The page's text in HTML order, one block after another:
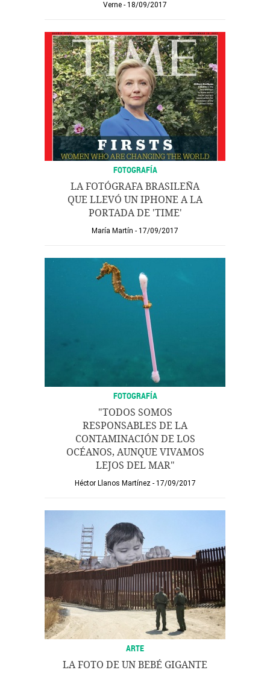
Verne 18/09/2017
FOTOGRAFÍA
LA FOTÓGRAFA BRASILEÑA
QUE LLEVÓ UN IPHONE A LA
PORTADA DE 'TIME'
María Martín 17/09/2017
FOTOGRAFÍA
"TODOS SOMOS
RESPONSABLES DE LA
CONTAMINACIÓN DE LOS
OCÉANOS, AUNQUE VIVAMOS
LEJOS DEL MAR"
Héctor Llanos Martínez 17/09/2017
ARTE
LA FOTO DE UN BEBÉ GIGANTE